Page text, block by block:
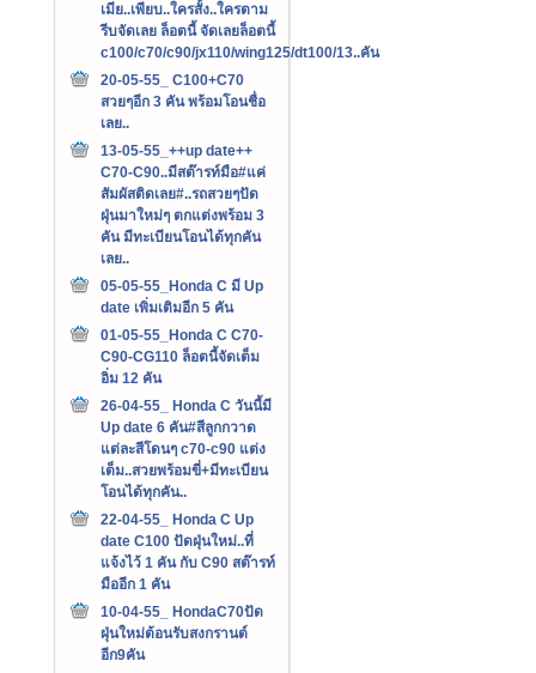
เมีย..เพียบ..ใครสั้ง..ใครตาม
รีบจัดเลย ล็อตนี้ จัดเลยล็อตนี้
c100/c70/c90/jx110/wing125/dt100/13..คัน
20-05-55_ C100+C70
สวยๆอีก 3 คัน พร้อมโอนชื่อ
เลย..
13-05-55_++up date++
C70-C90..มีสต๊ารท์มือ#แค่
สัมผัสติดเลย#..รถสวยๆปัด
ฝุ่นมาใหม่ๆ ตกแต่งพร้อม 3
คัน มีทะเบียนโอนได้ทุกคัน
เลย..
05-05-55_Honda C มี Up
date เพิ่มเติมอีก 5 คัน
01-05-55_Honda C C70-
C90-CG110 ล็อตนี้จัดเต็ม
อิ่ม 12 คัน
26-04-55_ Honda C วันนี้มี
Up date 6 คัน#สีลูกกวาด
แต่ละสีโดนๆ c70-c90 แต่ง
เต็ม..สวยพร้อมขี่+มีทะเบียน
โอนได้ทุกคัน..
22-04-55_ Honda C Up
date C100 ปัดฝุ่นใหม่..ที่
แจ้งไว้ 1 คัน กับ C90 สต๊ารท์
มืออีก 1 คัน
10-04-55_ HondaC70ปัด
ฝุ่นใหม่ต้อนรับสงกรานต์
อีก9คัน